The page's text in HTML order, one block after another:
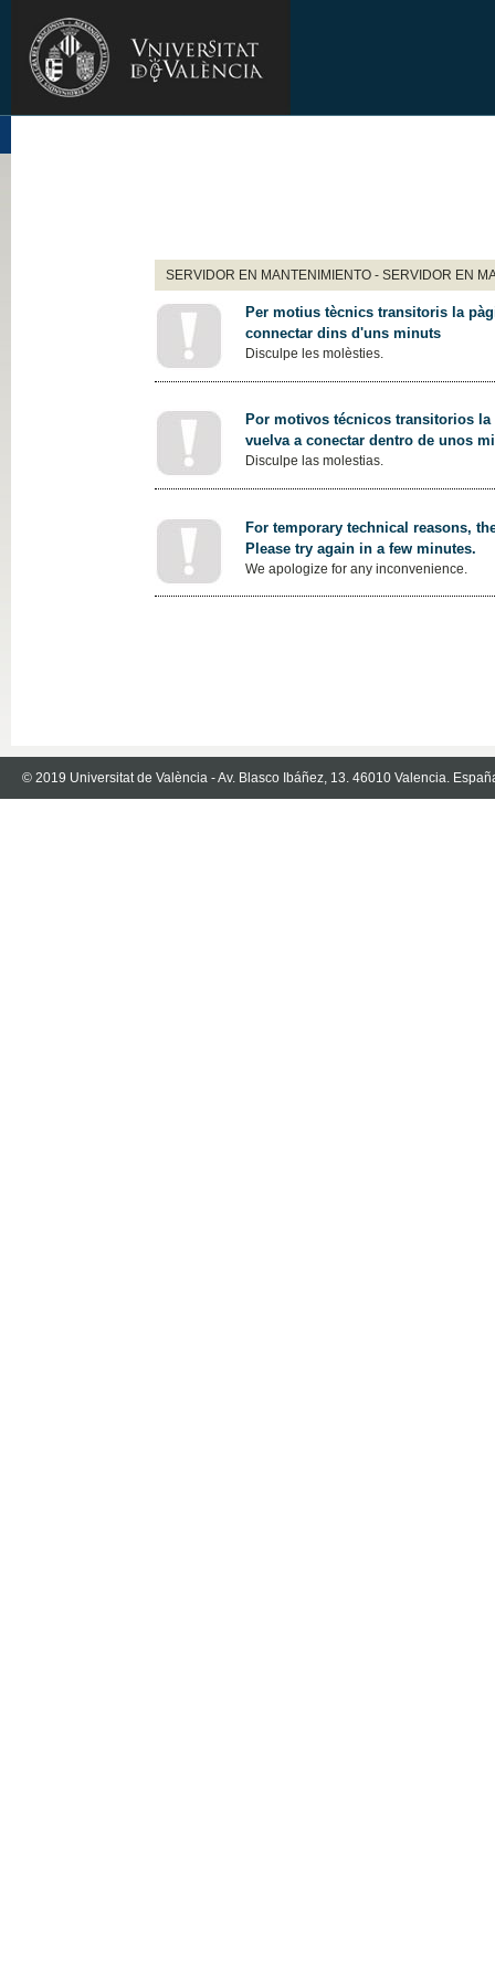
SERVIDOR EN MANTENIMIENTO - SERVIDOR EN
Per motius tècnics transitoris la
connectar dins d'uns minuts
Disculpe les molèsties.
Por motivos técnicos transitorios
vuelva a conectar dentro de unos
Disculpe las molestias.
For temporary technical reasons,
Please try again in a few minutes.
We apologize for any inconvenience.
© 2019 Universitat de València - Av. Blasco Ibáñez, 13. 46010 Valencia.